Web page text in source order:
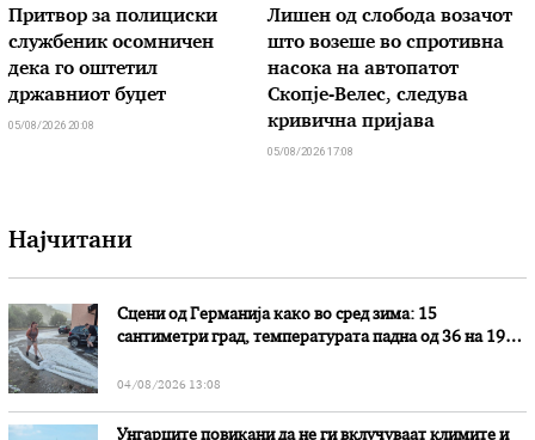
Притвор за полициски
службеник осомничен
дека го оштетил
државниот буџет
05/08/2026 20:08
Лишен од слобода возачот
што возеше во спротивна
насока на автопатот
Скопје-Велес, следува
кривична пријава
05/08/2026 17:08
Најчитани
Сцени од Германија како во сред зима: 15
сантиметри град, температурата падна од 36 на 19
04/08/2026 13:08
Унгарците повикани да не ги вклучуваат климите и